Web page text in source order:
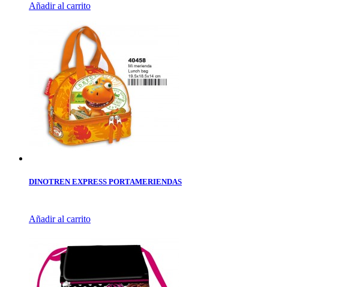
Añadir al carrito
DINOTREN EXPRESS PORTAMERIENDAS
Añadir al carrito